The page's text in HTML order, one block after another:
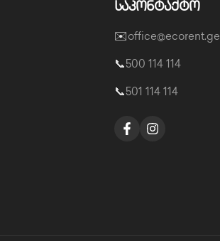
საკონტაქტო
✉️office@ecorent.ge
📞500 114 114
📞501 114 114